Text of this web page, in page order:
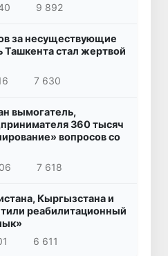
9 892
за несуществующие
стал жертвой
7 630
вымогатель,
360 тысяч
вопросов со
7 618
Кыргызстана и
реабилитационный
6 611